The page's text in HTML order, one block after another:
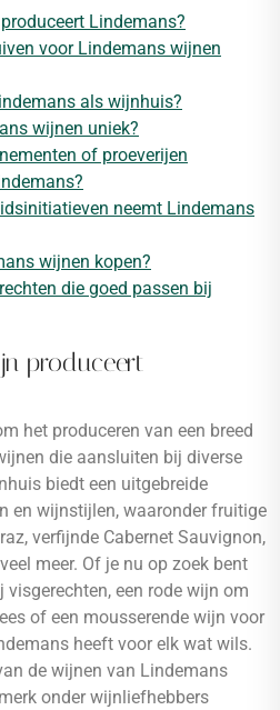
Lindemans?
voor Lindemans wijnen
als wijnhuis?
wijnen uniek?
of proeverijen
neemt Lindemans
wijnen kopen?
die goed passen bij
produceert
het produceren van een breed
die aansluiten bij diverse
biedt een uitgebreide
en wijnstijlen, waaronder fruitige
verfijnde Cabernet Sauvignon,
meer. Of je nu op zoek bent
een rode wijn om
of een mousserende wijn voor
heeft voor elk wat wils.
de wijnen van Lindemans
onder wijnliefhebbers